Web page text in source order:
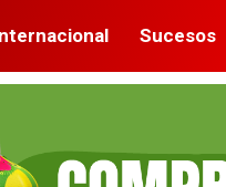
Sucesos